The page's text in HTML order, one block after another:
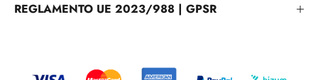
REGLAMENTO UE 2023/988 | GPSR